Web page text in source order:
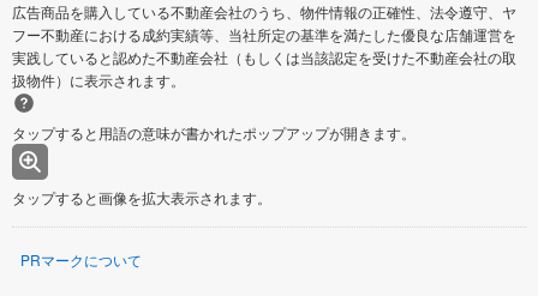
広告商品を購入している不動産会社のうち、物件情報の正確性、法令遵守、ヤ
フー不動産における成約実績等、当社所定の基準を満たした優良な店舗運営を
実践していると認めた不動産会社（もしくは当該認定を受けた不動産会社の取
扱物件）に表示されます。
タップすると用語の意味が書かれたポップアップが開きます。
タップすると画像を拡大表示されます。
PRマークについて